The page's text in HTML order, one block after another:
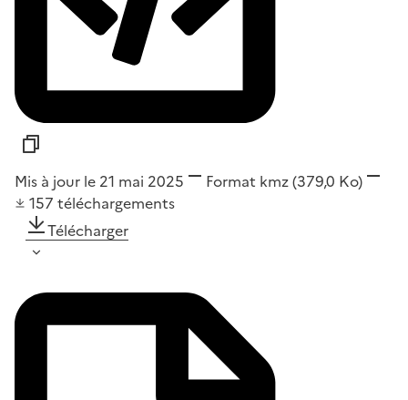
Mis à jour le 21 mai 2025 Format kmz(379,0 Ko)
157 téléchargements
Télécharger